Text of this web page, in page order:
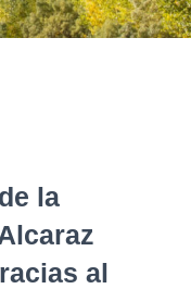
la
al